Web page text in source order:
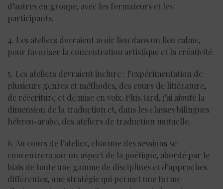
d’autres en groupe, avec les formateurs et les
participants.
4. Les ateliers devraient avoir lieu dans un lieu calme,
pour favoriser la concentration artistique et la créativité.
5. Les ateliers devraient inclure : l’expérimentation de
plusieurs genres et méthodes, des cours de littérature,
de réécriture et de mise en voix. Plus tard, j’ai ajouté la
dimension de la traduction et, dans les classes bilingues
hébreu-arabe, des ateliers de traduction mutuelle.
6. Au cours de l’atelier, chacune des sessions se
concentrera sur un aspect de la poétique, abordé par le
biais de toute une gamme de disciplines et d’approches
différentes, une stratégie qui permet une forme